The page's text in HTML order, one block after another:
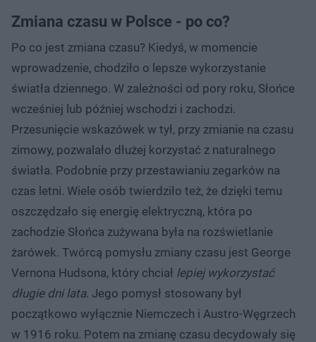
Zmiana czasu w Polsce - po co?
Po co jest zmiana czasu? Kiedyś, w momencie
wprowadzenie, chodziło o lepsze wykorzystanie
światła dziennego. W zależności od pory roku, Słońce
wcześniej lub później wschodzi i zachodzi.
Przesunięcie wskazówek w tył, przy zmianie na czasu
zimowy, pozwalało dłużej korzystać z naturalnego
światła. Podobnie przy przestawianiu zegarków na
czas letni. Wiele osób twierdziło też, że dzięki temu
oszczędzało się energię elektryczną, która po
zachodzie Słońca zużywana była na rozświetlanie
żarówek. Twórcą pomysłu zmiany czasu jest George
Vernona Hudsona, który chciał lepiej wykorzystać
długie dni lata. Jego pomysł stosowany był
początkowo wyłącznie Niemczech i Austro-Węgrzech
w 1916 roku. Potem na zmianę czasu decydowały się